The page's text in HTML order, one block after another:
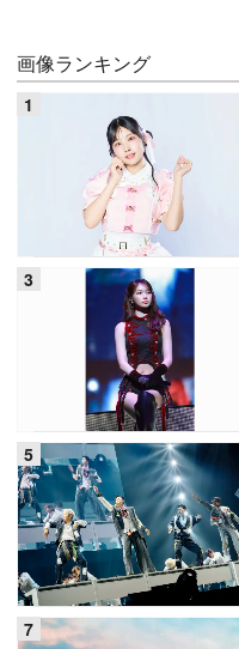
画像ランキング